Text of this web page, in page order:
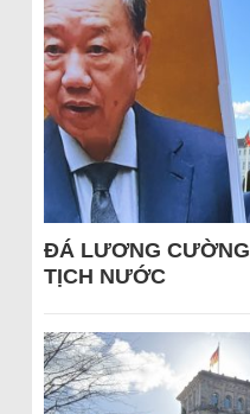
ĐÁ LƯƠNG
TỊCH NƯỚC